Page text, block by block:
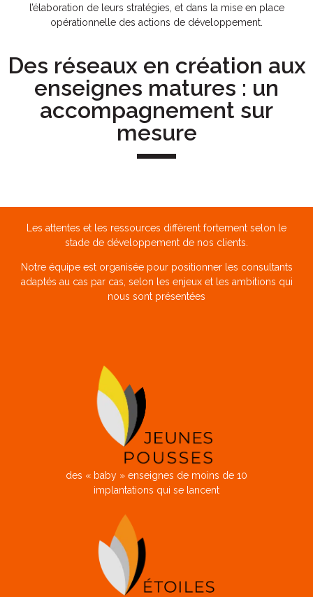
l’élaboration de leurs stratégies, et dans la mise en place
opérationnelle des actions de développement.
Des réseaux en création aux
enseignes matures : un
accompagnement sur
mesure
Les attentes et les ressources diffèrent fortement selon le
stade de développement de nos clients.
Notre équipe est organisée pour positionner les consultants
adaptés au cas par cas, selon les enjeux et les ambitions qui
nous sont présentées
des « baby » enseignes de moins de 10
implantations qui se lancent